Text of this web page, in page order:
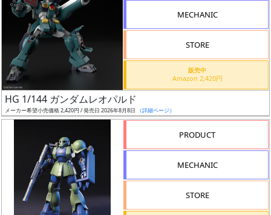
シ
リ
ー
ズ・
MECHANIC
STORE
販売中
Amazon 2,420円
HG 1/144 ガンダムレオパルド
メーカー希望小売価格 2,420円 / 発売日 2026年8月8日 （詳細ページ）
PRODUCT
MECHANIC
STORE